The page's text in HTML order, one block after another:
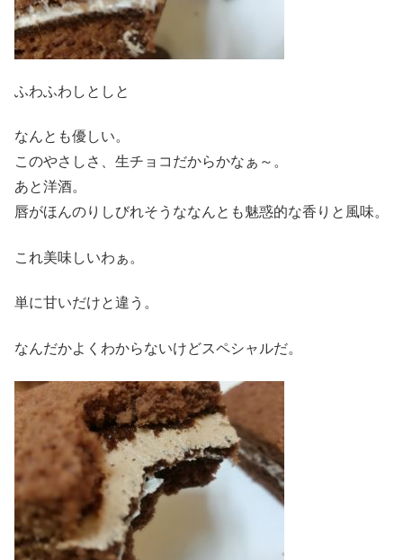
ふわふわしとしと
なんとも優しい。
このやさしさ、生チョコだからかなぁ～。
あと洋酒。
唇がほんのりしびれそうななんとも魅惑的な香りと風味。
これ美味しいわぁ。
単に甘いだけと違う。
なんだかよくわからないけどスペシャルだ。